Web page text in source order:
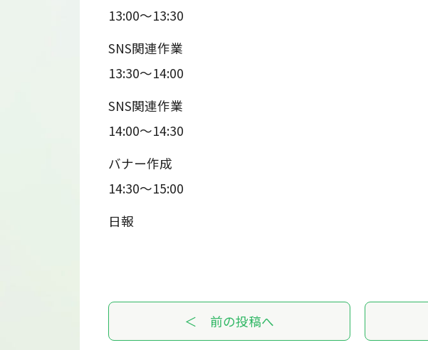
13:00～13:30
SNS関連作業
13:30～14:00
SNS関連作業
14:00～14:30
バナー作成
14:30～15:00
日報
＜ 前の投稿へ